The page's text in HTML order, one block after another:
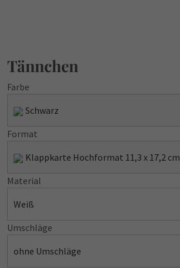
Tännchen
Farbe
Schwarz
Format
Klappkarte Hochformat 11,3 x 17,2 cm
Material
Weiß
Umschläge
ohne Umschläge